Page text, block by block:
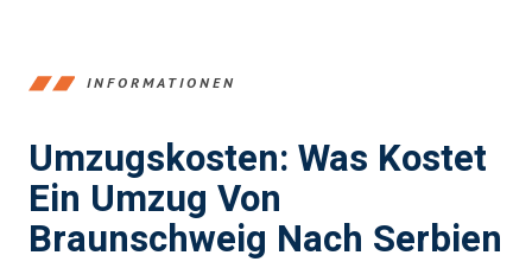
INFORMATIONEN
Umzugskosten: Was Kostet
Ein Umzug Von
Braunschweig Nach Serbien